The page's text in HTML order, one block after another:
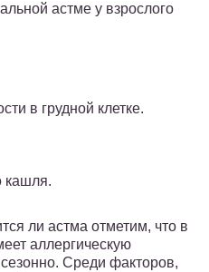
астме у взрослого
в грудной клетке.
кашля.
ли астма отметим, что в
аллергическую
Среди факторов,